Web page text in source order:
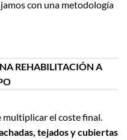
con una metodología
REHABILITACIÓN A
el coste final.
tejados y cubiertas